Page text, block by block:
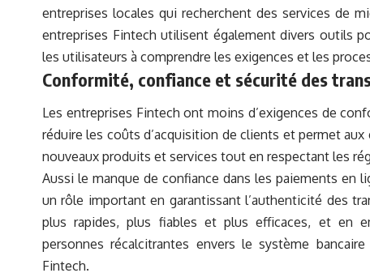
entreprises locales qui recherchent des services de
entreprises Fintech utilisent également divers outils
les utilisateurs à comprendre les exigences et les
Conformité, confiance et sécurité des
Les entreprises Fintech ont moins d’exigences de
réduire les coûts d’acquisition de clients et permet
nouveaux produits et services tout en respectant les
Aussi le manque de confiance dans les paiements
un rôle important en garantissant l’authenticité des
plus rapides, plus fiables et plus efficaces, et en
personnes récalcitrantes envers le système
Fintech.